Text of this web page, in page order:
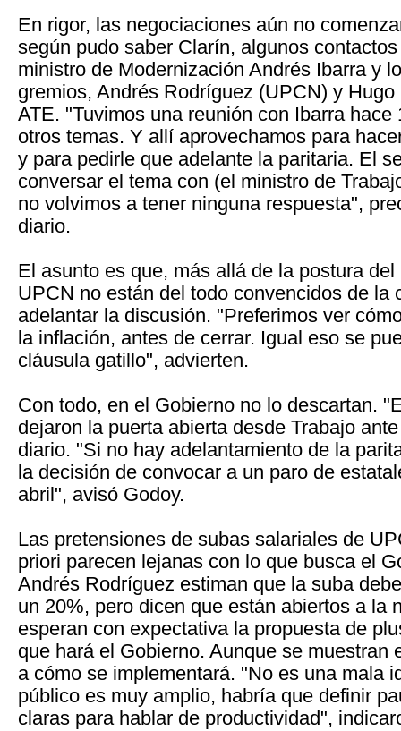
En rigor, las negociaciones aún no
según pudo saber Clarín, algunos
ministro de Modernización Andrés Ibarra y
gremios, Andrés Rodríguez (UPCN) y
ATE. "Tuvimos una reunión con Ibarra hace
otros temas. Y allí aprovechamos para
y para pedirle que adelante la paritaria. El
conversar el tema con (el ministro de
no volvimos a tener ninguna respuesta",
diario.
El asunto es que, más allá de la postura
UPCN no están del todo convencidos de la
adelantar la discusión. "Preferimos ver
la inflación, antes de cerrar. Igual eso se
cláusula gatillo", advierten.
Con todo, en el Gobierno no lo descartan.
dejaron la puerta abierta desde Trabajo
diario. "Si no hay adelantamiento de la
la decisión de convocar a un paro de
abril", avisó Godoy.
Las pretensiones de subas salariales de
priori parecen lejanas con lo que busca el
Andrés Rodríguez estiman que la suba
un 20%, pero dicen que están abiertos a la
esperan con expectativa la propuesta de
que hará el Gobierno. Aunque se muestran
a cómo se implementará. "No es una mala
público es muy amplio, habría que definir
claras para hablar de productividad",